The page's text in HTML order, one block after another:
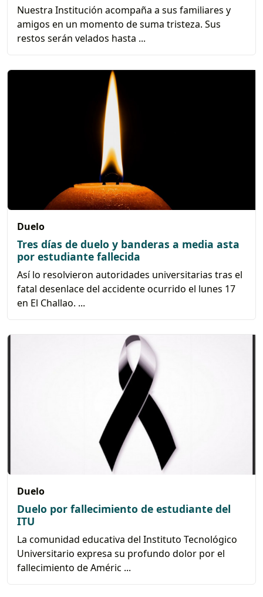
Nuestra Institución acompaña a sus familiares y
amigos en un momento de suma tristeza. Sus
restos serán velados hasta ...
Duelo
Tres días de duelo y banderas a media asta
por estudiante fallecida
Así lo resolvieron autoridades universitarias tras el
fatal desenlace del accidente ocurrido el lunes 17
en El Challao. ...
Duelo
Duelo por fallecimiento de estudiante del
ITU
La comunidad educativa del Instituto Tecnológico
Universitario expresa su profundo dolor por el
fallecimiento de Améric ...